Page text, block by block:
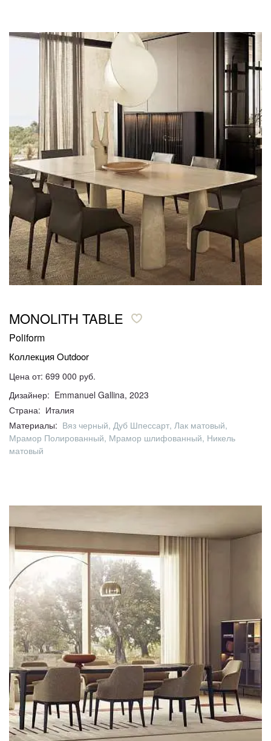
MONOLITH TABLE
Poliform
Коллекция Outdoor
Цена от: 699 000 руб.
Дизайнер: Emmanuel Gallina, 2023
Страна: Италия
Материалы: Вяз черный, Дуб Шпессарт, Лак матовый,
Мрамор Полированный, Мрамор шлифованный, Никель
матовый